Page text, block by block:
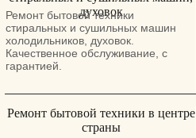
информация: 050-6029232 Валерий
.работаем в субботу
духовок
Ремонт бытовой техники
стиральных и сушильных машин
холодильников, духовок.
Качественное обслуживание, с
гарантией.
Pемонт бытовой техники в центре
страны